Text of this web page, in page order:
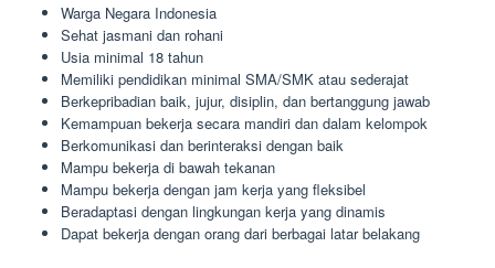
Warga Negara Indonesia
Sehat jasmani dan rohani
Usia minimal 18 tahun
Memiliki pendidikan minimal SMA/SMK atau sederajat
Berkepribadian baik, jujur, disiplin, dan bertanggung jawab
Kemampuan bekerja secara mandiri dan dalam kelompok
Berkomunikasi dan berinteraksi dengan baik
Mampu bekerja di bawah tekanan
Mampu bekerja dengan jam kerja yang fleksibel
Beradaptasi dengan lingkungan kerja yang dinamis
Dapat bekerja dengan orang dari berbagai latar belakang